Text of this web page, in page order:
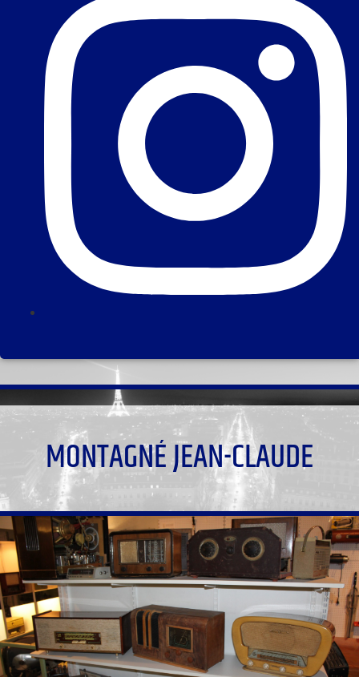
MONTAGNÉ JEAN-CLAUDE